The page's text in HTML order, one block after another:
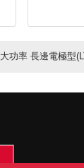
大功率 長邊電極型